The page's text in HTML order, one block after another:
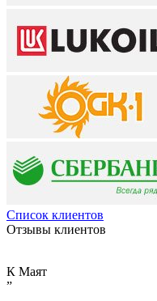
Список клиентов
Отзывы клиентов
К Маят
”